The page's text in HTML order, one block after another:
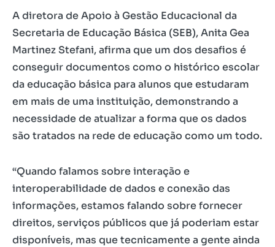
A diretora de Apoio à Gestão Educacional da
Secretaria de Educação Básica (SEB), Anita Gea
Martinez Stefani, afirma que um dos desafios é
conseguir documentos como o histórico escolar
da educação básica para alunos que estudaram
em mais de uma instituição, demonstrando a
necessidade de atualizar a forma que os dados
são tratados na rede de educação como um todo.
“Quando falamos sobre interação e
interoperabilidade de dados e conexão das
informações, estamos falando sobre fornecer
direitos, serviços públicos que já poderiam estar
disponíveis, mas que tecnicamente a gente ainda